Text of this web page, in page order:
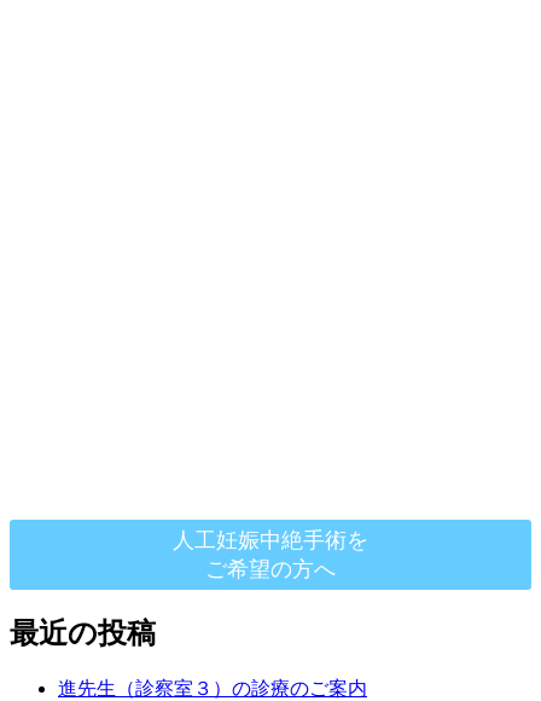
人工妊娠中絶手術を
ご希望の方へ
最近の投稿
進先生（診察室３）の診療のご案内